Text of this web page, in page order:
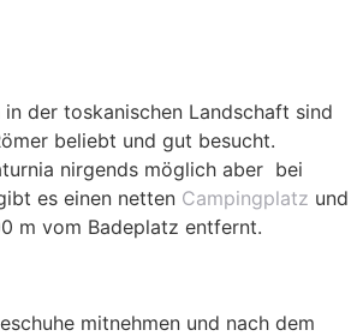
der toskanischen Landschaft sind
beliebt und gut besucht.
nirgends möglich aber bei
es einen netten Campingplatz und
m vom Badeplatz entfernt.
mitnehmen und nach dem